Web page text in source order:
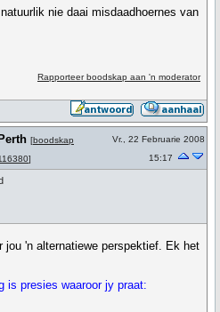
nie daai misdaadhoernes van
Rapporteer boodskap aan 'n moderator
[boodskap
]
Vr., 22 Februarie 2008
15:17
jou 'n alternatiewe perspektief. Ek het
is presies waaroor jy praat: